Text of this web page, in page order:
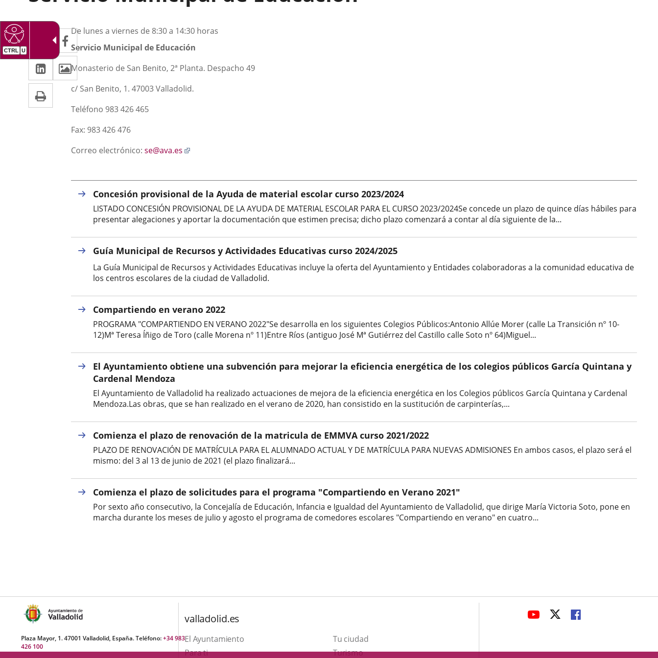
CTRL U
Twitter
Enlace
una
aplicación
externa.
Facebook
Enlace
a
una
aplicación
externa.
Linkedin
Enlace
a
una
aplicación
externa.
Images
Descripción
De lunes a viernes de 8:30 a 14:30 horas
Servicio Municipal de Educación
Monasterio de San Benito, 2ª Planta. Despacho 49
c/ San Benito, 1. 47003 Valladolid.
Teléfono 983 426 465
Fax: 983 426 476
Correo electrónico:se@ava.es
aplicación
externa.
Concesión provisional de la Ayuda de material escolar curso 2023/2024
LISTADO CONCESIÓN PROVISIONAL DE LA AYUDA DE MATERIAL ESCOLAR PARA EL CURSO 2023/2024Se concede un plazo de quince días hábiles para
presentar alegaciones y aportar la documentación que estimen precisa; dicho plazo comenzará a contar al día siguiente de la...
Guía Municipal de Recursos y Actividades Educativas curso 2024/2025
La Guía Municipal de Recursos y Actividades Educativas incluye la oferta del Ayuntamiento y Entidades colaboradoras a la comunidad educativa de
los centros escolares de la ciudad de Valladolid.
Compartiendo en verano 2022
PROGRAMA "COMPARTIENDO EN VERANO 2022"Se desarrolla en los siguientes Colegios Públicos:Antonio Allúe Morer (calle La Transición nº 10-
12)Mª Teresa Íñigo de Toro (calle Morena nº 11)Entre Ríos (antiguo José Mª Gutiérrez del Castillo calle Soto nº 64)Miguel...
El Ayuntamiento obtiene una subvención para mejorar la eficiencia energética de los colegios públicos García Quintana y
Cardenal Mendoza
El Ayuntamiento de Valladolid ha realizado actuaciones de mejora de la eficiencia energética en los Colegios públicos García Quintana y Cardenal
Mendoza.Las obras, que se han realizado en el verano de 2020, han consistido en la sustitución de carpinterías,...
Comienza el plazo de renovación de la matricula de EMMVA curso 2021/2022
PLAZO DE RENOVACIÓN DE MATRÍCULA PARA EL ALUMNADO ACTUAL Y DE MATRÍCULA PARA NUEVAS ADMISIONES En ambos casos, el plazo será el
mismo: del 3 al 13 de junio de 2021 (el plazo finalizará...
Comienza el plazo de solicitudes para el programa "Compartiendo en Verano 2021"
Por sexto año consecutivo, la Concejalía de Educación, Infancia e Igualdad del Ayuntamiento de Valladolid, que dirige María Victoria Soto, pone en
marcha durante los meses de julio y agosto el programa de comedores escolares "Compartiendo en verano" en cuatro...
Plaza Mayor, 1. 47001 Valladolid, España. Teléfono:+34 983
426 100
valladolid.es
El Ayuntamiento
Tu ciudad
Para ti
TurismoThis
LINK
APPLICATION.
LINK
APPLICATION.
LINK
APPLICATION.